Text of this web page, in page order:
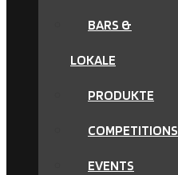
BARS &
LOKALE
PRODUKTE
COMPETITIONS
EVENTS